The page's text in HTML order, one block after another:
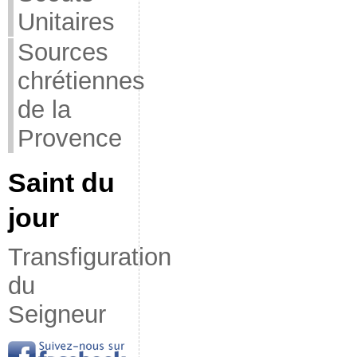
Unitaires
Sources
chrétiennes
de la
Provence
Saint du
jour
Transfiguration
du
Seigneur